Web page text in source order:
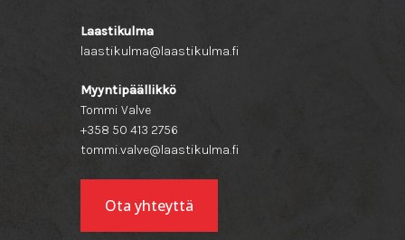
Laastikulma
laastikulma@laastikulma.fi
Myyntipäällikkö
Tommi Valve
+358 50 413 2756
tommi.valve@laastikulma.fi
Ota yhteyttä